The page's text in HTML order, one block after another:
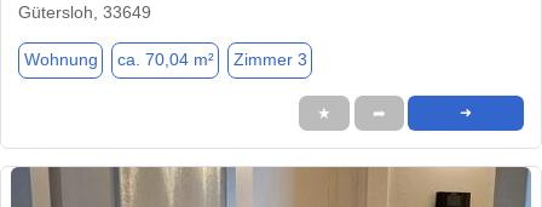
Gütersloh, 33649
Wohnung ca. 70,04 m² Zimmer 3
★ ➦ ➜